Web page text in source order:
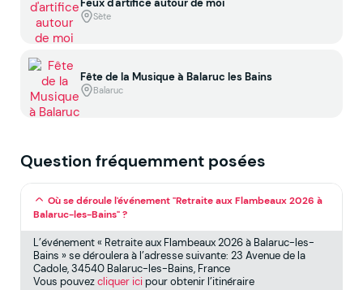
Feux d'artifice autour de moi
Sète
Fête de la Musique à Balaruc les Bains
Balaruc
Question fréquemment posées
Où se déroule l'événement "Retraite aux Flambeaux 2026 à
Balaruc-les-Bains" ?
L’événement « Retraite aux Flambeaux 2026 à Balaruc-les-
Bains » se déroulera à l’adresse suivante: 23 Avenue de la
Cadole, 34540 Balaruc-les-Bains, France
Vous pouvezcliquer icipour obtenir l’itinéraire